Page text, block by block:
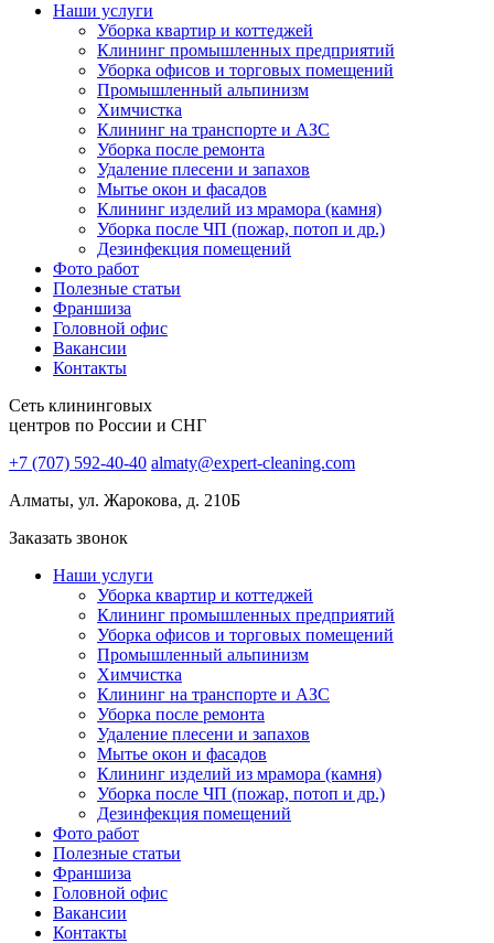
Наши услуги
Уборка квартир и коттеджей
Клининг промышленных предприятий
Уборка офисов и торговых помещений
Промышленный альпинизм
Химчистка
Клининг на транспорте и АЗС
Уборка после ремонта
Удаление плесени и запахов
Мытье окон и фасадов
Клининг изделий из мрамора (камня)
Уборка после ЧП (пожар, потоп и др.)
Дезинфекция помещений
Фото работ
Полезные статьи
Франшиза
Головной офис
Вакансии
Контакты
Сеть клининговых
центров по России и СНГ
+7 (707) 592-40-40 almaty@expert-cleaning.com
Алматы, ул. Жарокова, д. 210Б
Заказать звонок
Наши услуги
Уборка квартир и коттеджей
Клининг промышленных предприятий
Уборка офисов и торговых помещений
Промышленный альпинизм
Химчистка
Клининг на транспорте и АЗС
Уборка после ремонта
Удаление плесени и запахов
Мытье окон и фасадов
Клининг изделий из мрамора (камня)
Уборка после ЧП (пожар, потоп и др.)
Дезинфекция помещений
Фото работ
Полезные статьи
Франшиза
Головной офис
Вакансии
Контакты